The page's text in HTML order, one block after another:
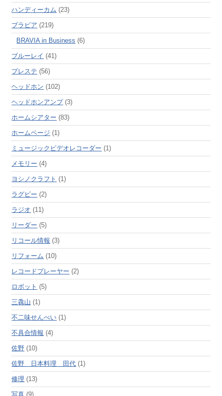
ハンディーカム (23)
ブラビア (219)
BRAVIA in Business (6)
ブルーレイ (41)
プレステ (56)
ヘッドホン (102)
ヘッドホンアンプ(3)
ホームシアター (83)
ホームページ (1)
ミュージックビデオレコーダー (1)
メモリー (4)
ヨシノクラフト (1)
ラグビー (2)
ラジオ (11)
リーダー (5)
リコール情報 (3)
リフォーム (10)
レコードプレーヤー (2)
ロボット (5)
三毳山 (1)
不二味せんべい (1)
不具合情報 (4)
佐野 (10)
佐野 日本料理 田代 (1)
修理 (13)
写真 (9)